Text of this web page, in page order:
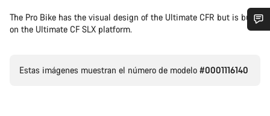
The Pro Bike has the visual design of the Ultimate CFR but is built
on the Ultimate CF SLX platform.
Estas imágenes muestran el número de modelo #0001116140
Nuestros expertos estarán encantados de responder a tus